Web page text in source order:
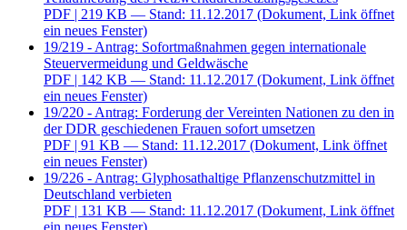
PDF | 219 KB — Stand: 11.12.2017 (Dokument, Link öffnet
ein neues Fenster)
19/219 - Antrag: Sofortmaßnahmen gegen internationale
Steuervermeidung und Geldwäsche
PDF | 142 KB — Stand: 11.12.2017 (Dokument, Link öffnet
ein neues Fenster)
19/220 - Antrag: Forderung der Vereinten Nationen zu den in
der DDR geschiedenen Frauen sofort umsetzen
PDF | 91 KB — Stand: 11.12.2017 (Dokument, Link öffnet
ein neues Fenster)
19/226 - Antrag: Glyphosathaltige Pflanzenschutzmittel in
Deutschland verbieten
PDF | 131 KB — Stand: 11.12.2017 (Dokument, Link öffnet